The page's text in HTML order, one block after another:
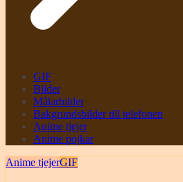
GIF
Bilder
Målarbilder
Bakgrundsbilder till telefonen
Anime tjejer
Anime pojkar
Anime tjejerGIF